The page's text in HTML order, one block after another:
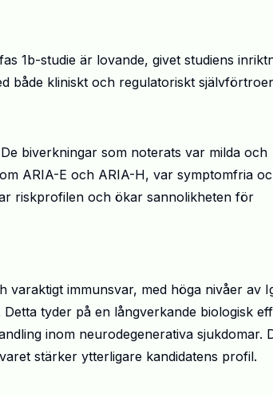
fas 1b-studie är lovande, givet studiens
både kliniskt och regulatoriskt
biverkningar som noterats var milda och
ARIA-E och ARIA-H, var symptomfria
riskprofilen och ökar sannolikheten för
varaktigt immunsvar, med höga nivåer av
Detta tyder på en långverkande biologisk
inom neurodegenerativa sjukdomar.
stärker ytterligare kandidatens profil.